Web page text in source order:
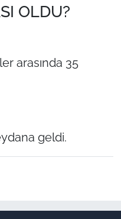
OLDU?
arasında 35
geldi.